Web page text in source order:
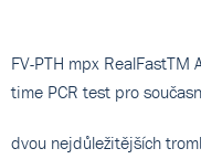
FV-PTH mpx RealFastTM
time PCR test pro
dvou nejdůležitějších